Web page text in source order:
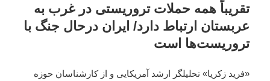
تقریباً همه حملات تروریستی در غرب به
عربستان ارتباط دارد/ ایران درحال جنگ با
تروریست‌ها است
«فرید زکریا» تحلیلگر ارشد آمریکایی و از کارشناسان حوزه